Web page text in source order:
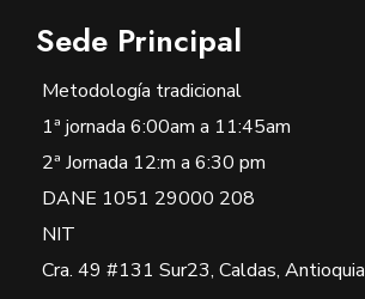
Sede Principal
Metodología tradicional
1ª jornada 6:00am a 11:45am
2ª Jornada 12:m a 6:30 pm
DANE 1051 29000 208
NIT
Cra. 49 #131 Sur23, Caldas, Antioquia